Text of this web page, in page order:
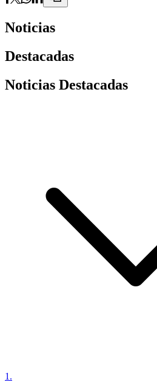
Noticias
Destacadas
Noticias Destacadas
1 .